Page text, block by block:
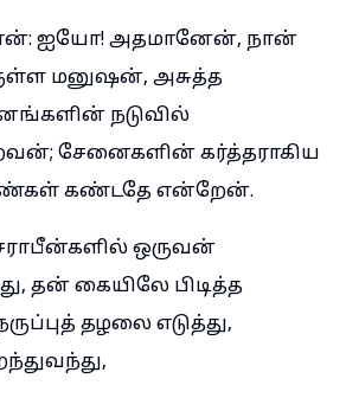
ஐயோ! அதமானேன், நான்
மனுஷன், அசுத்த
நடுவில்
சேனைகளின் கர்த்தராகிய
கண்டதே என்றேன்.
ஒருவன்
தன் கையிலே பிடித்த
தழலை எடுத்து,